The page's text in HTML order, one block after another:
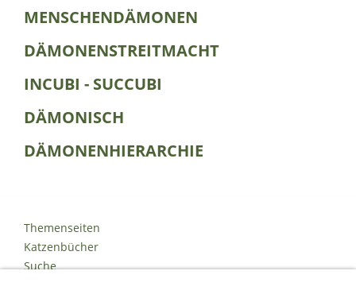
MENSCHENDÄMONEN
DÄMONENSTREITMACHT
INCUBI - SUCCUBI
DÄMONISCH
DÄMONENHIERARCHIE
Themenseiten
Katzenbücher
Suche